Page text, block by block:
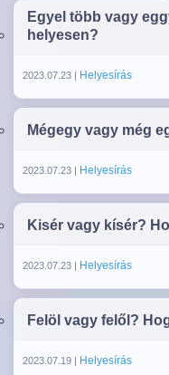
Egyel több vagy
helyesen?
2023.07.23 | Helyesírás
Mégegy vagy még
2023.07.23 | Helyesírás
Kisér vagy kísér?
2023.07.23 | Helyesírás
Felöl vagy felől?
2023.07.19 | Helyesírás